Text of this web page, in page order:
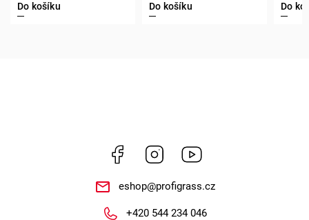
Do košíku Do košíku Do
Facebook Instagram
eshop@profigrass.cz
+420 544 234 046